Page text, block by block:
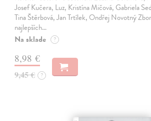
Josef Kučera, Luz, Kristína Mičová, Gabriela
Tina Štěrbová, Jan Trtílek, Ondřej Novotný
najlepších…
Na sklade ?
8,98 €
9,45 € ?